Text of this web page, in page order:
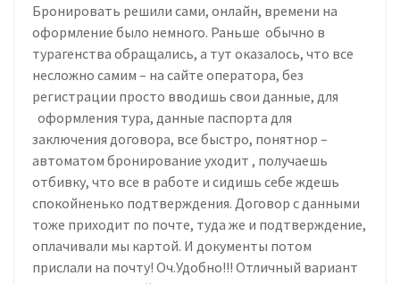
Бронировать решили сами, онлайн, времени на
оформление было немного. Раньше обычно в
турагенства обращались, а тут оказалось, что все
несложно самим – на сайте оператора, без
регистрации просто вводишь свои данные, для
оформления тура, данные паспорта для
заключения договора, все быстро, понятнор –
автоматом бронирование уходит , получаешь
отбивку, что все в работе и сидишь себе ждешь
спокойненько подтверждения. Договор с данными
тоже приходит по почте, туда же и подтверждение,
оплачивали мы картой. И документы потом
прислали на почту! Оч.Удобно!!! Отличный вариант